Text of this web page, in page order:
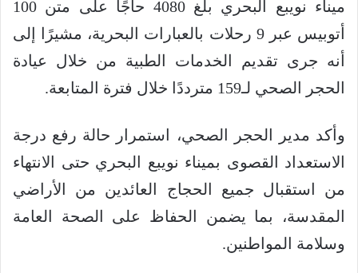
ميناء نويبع البحري بلغ 4080 حاجًا على متن 100
أتوبيس عبر 9 رحلات بالعبارات البحرية، مشيرًا إلى
أنه جرى تقديم الخدمات الطبية من خلال عيادة
الحجر الصحي لـ159 مترددًا خلال فترة المتابعة.
وأكد مدير الحجر الصحي، استمرار حالة رفع درجة
الاستعداد القصوى بميناء نويبع البحري حتى الانتهاء
من استقبال جميع الحجاج العائدين من الأراضي
المقدسة، بما يضمن الحفاظ على الصحة العامة
وسلامة المواطنين.